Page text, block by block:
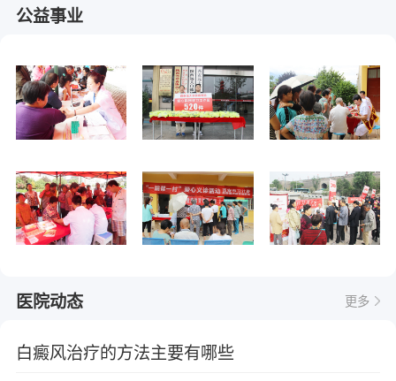
公益事业
医院动态 更多
白癜风治疗的方法主要有哪些